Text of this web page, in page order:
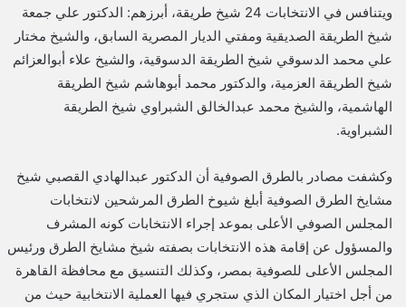
ويتنافس في الانتخابات 24 شيخ طريقة، أبرزهم: الدكتور علي جمعة
شيخ الطريقة الصديقية ومفتي الديار المصرية السابق، والشيخ مختار
علي محمد الدسوقي شيخ الطريقة الدسوقية، والشيخ علاء أبوالعزائم
شيخ الطريقة العزمية، والدكتور محمد أبوهاشم شيخ الطريقة
الهاشمية، والشيخ محمد عبدالخالق الشبراوي شيخ الطريقة
الشبراوية.
وكشفت مصادر بالطرق الصوفية أن الدكتور عبدالهادي القصبي شيخ
مشايخ الطرق الصوفية أبلغ شيوخ الطرق المرشحين لانتخابات
المجلس الصوفي الأعلى بموعد إجراء الانتخابات كونه المشرف
والمسؤول عن إقامة هذه الانتخابات بصفته شيخ مشايخ الطرق ورئيس
المجلس الأعلى للصوفية بمصر، وكذلك التنسيق مع محافظة القاهرة
من أجل اختيار المكان الذي ستجري فيها العملية الانتخابية حيث من